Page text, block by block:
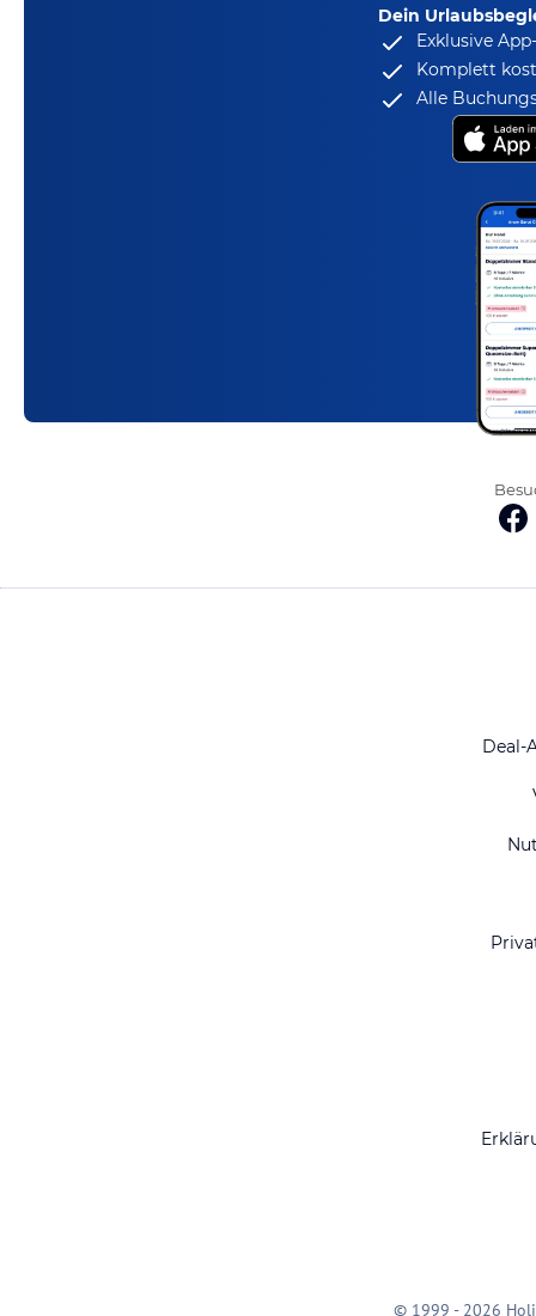
Dein
Exklusive
Komplett
Alle
Deal-
© 1999 - 2026